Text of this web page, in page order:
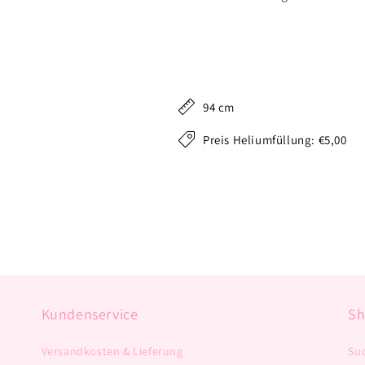
94 cm
Preis Heliumfüllung: €5,00
Kundenservice
Versandkosten & Lieferung